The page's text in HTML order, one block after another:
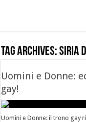
Tag Archives:siria
Uomini e Donne:
gay!
Uomini e Donne: il trono gay